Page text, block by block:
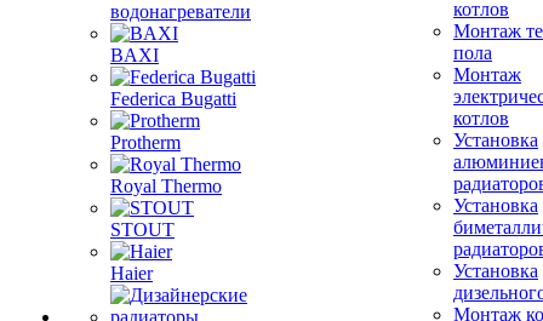
водонагреватели
BAXI
Federica Bugatti
Protherm
Royal Thermo
STOUT
Haier
котлов
Монтаж
пола
Монтаж
котлов
Установка
Установка
Установка
Монтаж